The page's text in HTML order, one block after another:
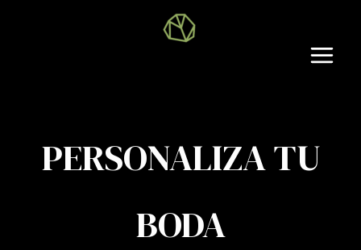
Main
PERSONALIZA TU
BODA